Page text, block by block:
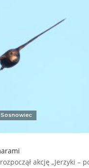
Sosnowiec
akcję „Jerzyki –